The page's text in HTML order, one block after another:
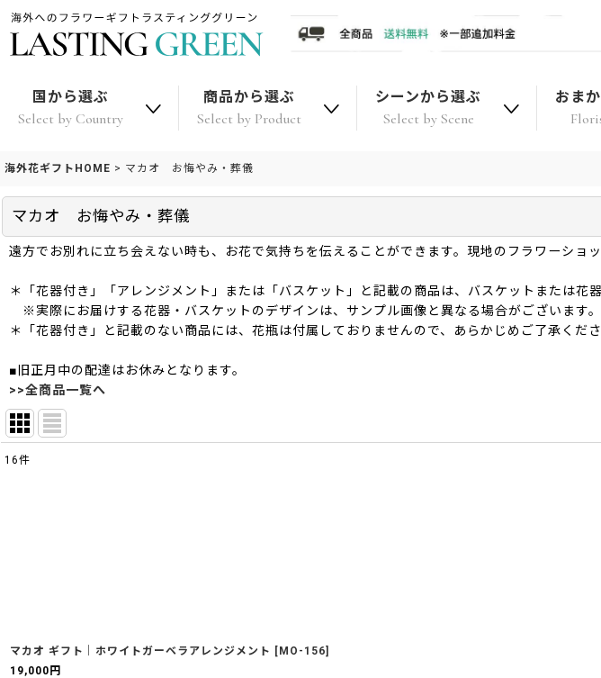
国から選ぶ
Select by Country
商品から選ぶ
Select by Product
シーンから選ぶ
Select by Scene
おま
海外花ギフトHOME > マカオ お悔やみ・葬儀
マカオ お悔やみ・葬儀
遠方でお別れに立ち会えない時も、お花で気持ちを伝えることができます。現地のフラワーショ
＊「花器付き」「アレンジメント」または「バスケット」と記載の商品は、バスケットまたは花
※実際にお届けする花器・バスケットのデザインは、サンプル画像と異なる場合がございます。
＊「花器付き」と記載のない商品には、花瓶は付属しておりませんので、あらかじめご了承くださ
■旧正月中の配達はお休みとなります。
>>全商品一覧へ
16件
マカオ ギフト｜ホワイトガーベラアレンジメント [ MO-156]
19,000 円